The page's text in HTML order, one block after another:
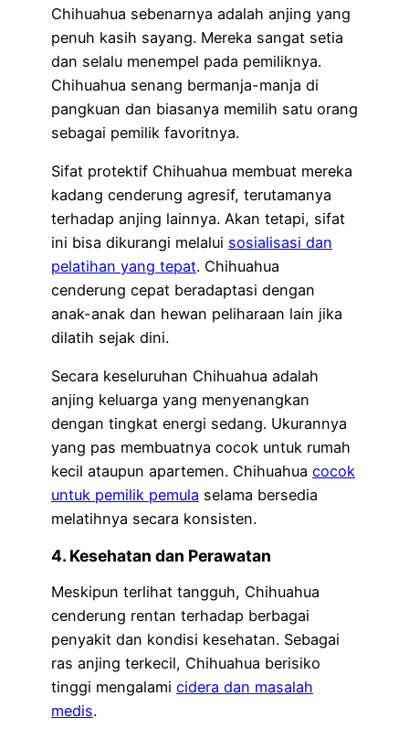
Chihuahua sebenarnya adalah anjing yang
penuh kasih sayang. Mereka sangat setia
dan selalu menempel pada pemiliknya.
Chihuahua senang bermanja-manja di
pangkuan dan biasanya memilih satu orang
sebagai pemilik favoritnya.
Sifat protektif Chihuahua membuat mereka
kadang cenderung agresif, terutamanya
terhadap anjing lainnya. Akan tetapi, sifat
ini bisa dikurangi melalui sosialisasi dan
pelatihan yang tepat. Chihuahua
cenderung cepat beradaptasi dengan
anak-anak dan hewan peliharaan lain jika
dilatih sejak dini.
Secara keseluruhan Chihuahua adalah
anjing keluarga yang menyenangkan
dengan tingkat energi sedang. Ukurannya
yang pas membuatnya cocok untuk rumah
kecil ataupun apartemen. Chihuahua cocok
untuk pemilik pemula selama bersedia
melatihnya secara konsisten.
4. Kesehatan dan Perawatan
Meskipun terlihat tangguh, Chihuahua
cenderung rentan terhadap berbagai
penyakit dan kondisi kesehatan. Sebagai
ras anjing terkecil, Chihuahua berisiko
tinggi mengalami cidera dan masalah
medis.